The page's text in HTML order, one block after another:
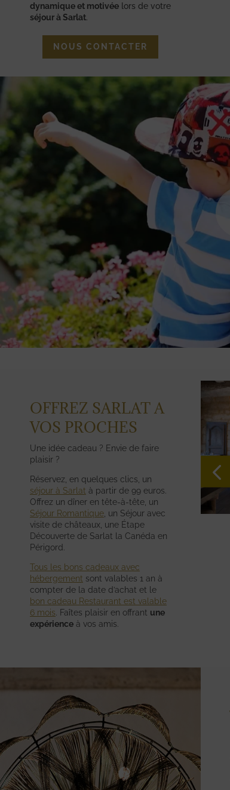
dynamique et motivée lors de votre
séjour à Sarlat.
NOUS CONTACTER
OFFREZ SARLAT A
VOS PROCHES
Une idée cadeau ? Envie de faire
plaisir ?
Réservez, en quelques clics, un
séjour à Sarlat à partir de 99 euros.
Offrez un dîner en tête-à-tête, un
Séjour Romantique , un Séjour avec
visite de châteaux, une Étape
Découverte de Sarlat la Canéda en
Périgord.
Tous les bons cadeaux avec
hébergement sont valables 1 an à
compter de la date d’achat et le
bon cadeau Restaurant est valable
6 mois . Faîtes plaisir en offrant une
expérience à vos amis.
HARMONIE
PLUS